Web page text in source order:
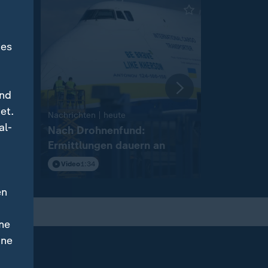
Nachrichten | heute
Nach Drohnenfund:
Ermittlungen dauern an
Video 1:34